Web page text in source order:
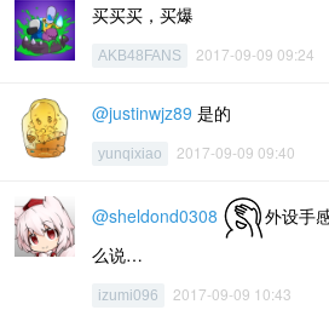
买买买，买爆
AKB48FANS 2017-09-09 09:24
@justinwjz89 是的
yunqixiao 2017-09-09 09:40
@sheldond0308
外设手
么说…
izumi096 2017-09-09 10:43